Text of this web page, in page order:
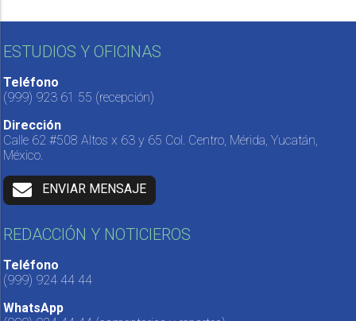
ESTUDIOS Y OFICINAS
Teléfono
(999) 923 61 55 (recepción)
Dirección
Calle 62 #508 Altos x 63 y 65 Col. Centro, Mérida, Yucatán,
México.
ENVIAR MENSAJE
REDACCIÓN Y NOTICIEROS
Teléfono
(999) 924 44 44
WhatsApp